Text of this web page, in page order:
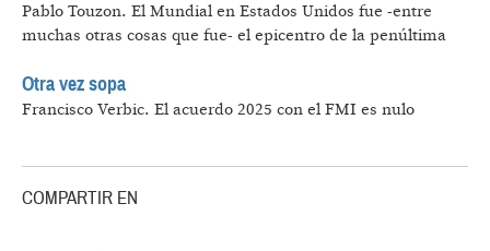
Pablo Touzon. El Mundial en Estados Unidos fue -entre
muchas otras cosas que fue- el epicentro de la penúltima
Otra vez sopa
Francisco Verbic. El acuerdo 2025 con el FMI es nulo
COMPARTIR EN